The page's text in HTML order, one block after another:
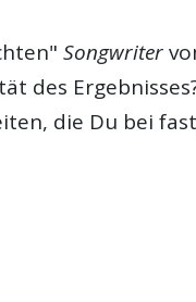
Songwriter
des
die Du bei